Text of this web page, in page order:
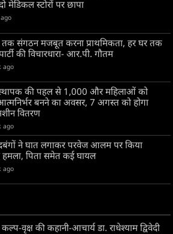
मेडिकल स्टोरों पर छापा
संगठन मजबूत करना प्राथमिकता, हर घर तक
की विचारधारा- आर.पी. गौतम
ago
की पहल से 1,000 और महिलाओं को
बनने का अवसर, 7 अगस्त को होगा
वितरण
ago
ने घात लगाकर परवेज आलम पर किया
हमला, पिता समेत कई घायल
ago
वृक्ष की कहानी-आचार्य डा. राधेश्याम द्विवेदी